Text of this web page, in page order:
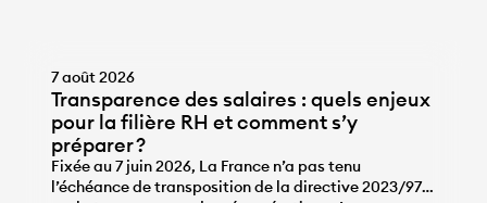
7 août 2026
Transparence des salaires : quels enjeux
pour la filière RH et comment s’y
préparer ?
Fixée au 7 juin 2026, La France n’a pas tenu
l’échéance de transposition de la directive 2023/970